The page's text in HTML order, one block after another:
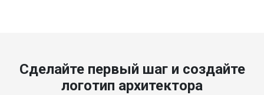
Сделайте первый шаг и создайте
логотип архитектора